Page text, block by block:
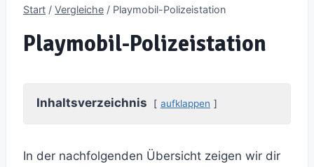
Start / Vergleiche / Playmobil-Polizeistation
Playmobil-Polizeistation
Inhaltsverzeichnis aufklappen
In der nachfolgenden Übersicht zeigen wir dir